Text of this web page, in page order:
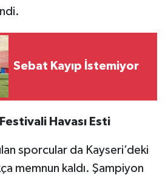
Sebat Kayıp İstemiyor
Havası Esti
sporcular da Kayseri’deki
memnun kaldı. Şampiyon